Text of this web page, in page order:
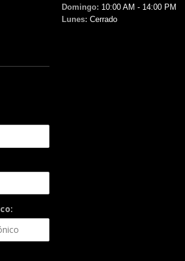
Domingo: 10:00 AM - 14:00 PM
Lunes: Cerrado